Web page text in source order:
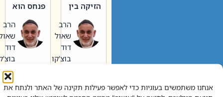
אנחנו משתמשים בעוגיות כדי לאפשר פעילות תקינה של האתר ולנתח את
הזיקה בין
הגדול לעם הרב
שאול
דוד
בוצ'קו
לשמוע קול תורה – מדרש
פנחס הוא
אליהו: בין
קנאות
הורסת
לקנאות
בונה
הרב
שאול
דוד
בוצ'קו
לשמוע קול